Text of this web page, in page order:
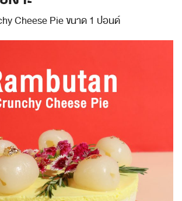
Cheese Pie ขนาด 1 ปอนด์